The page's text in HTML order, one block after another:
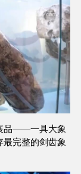
品——一具大象
最完整的剑齿象